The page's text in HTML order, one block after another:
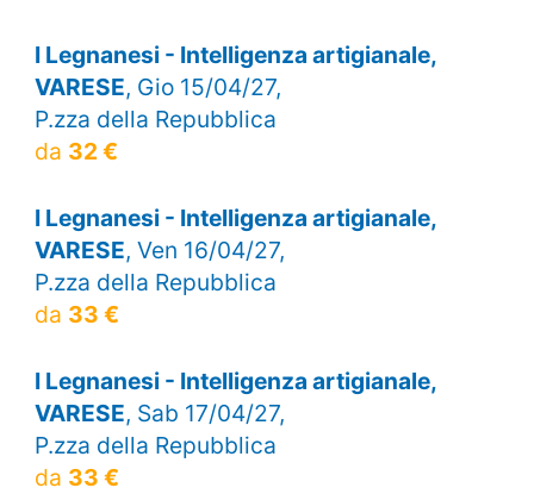
I Legnanesi - Intelligenza artigianale,
VARESE, Gio 15/04/27,
P.zza della Repubblica
da 32 €
I Legnanesi - Intelligenza artigianale,
VARESE, Ven 16/04/27,
P.zza della Repubblica
da 33 €
I Legnanesi - Intelligenza artigianale,
VARESE, Sab 17/04/27,
P.zza della Repubblica
da 33 €